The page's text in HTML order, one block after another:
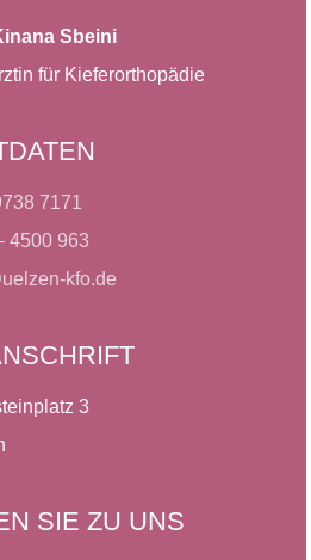
Sbeini
für Kieferorthopädie
7171
4500 963
kfo.de
3
SIE ZU UNS